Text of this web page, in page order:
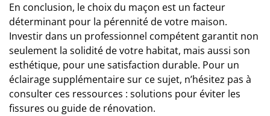
En conclusion, le choix du maçon est un facteur
déterminant pour la pérennité de votre maison.
Investir dans un professionnel compétent garantit non
seulement la solidité de votre habitat, mais aussi son
esthétique, pour une satisfaction durable. Pour un
éclairage supplémentaire sur ce sujet, n’hésitez pas à
consulter ces ressources : solutions pour éviter les
fissures ou guide de rénovation.